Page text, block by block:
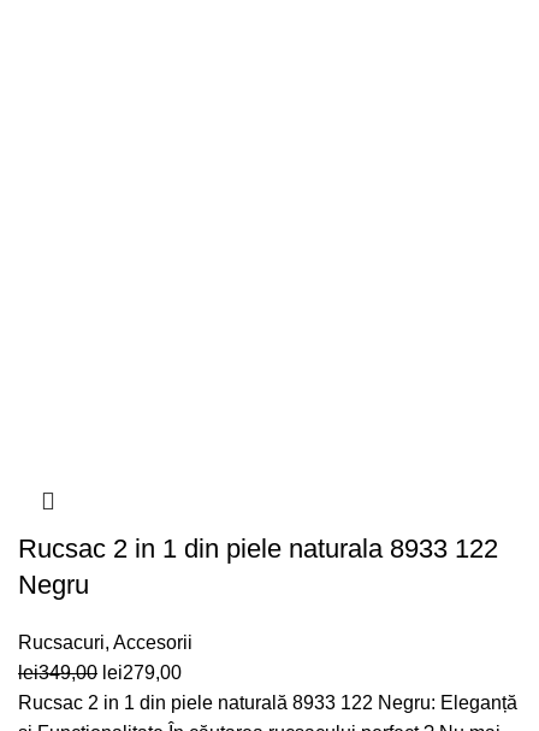
Rucsac 2 in 1 din piele naturala 8933 122
Negru
Rucsacuri, Accesorii
lei349,00 Prețul
inițial
lei279,00Prețul
curent
Rucsac 2 in 1 din piele naturală 8933 122 Negru: Eleganță